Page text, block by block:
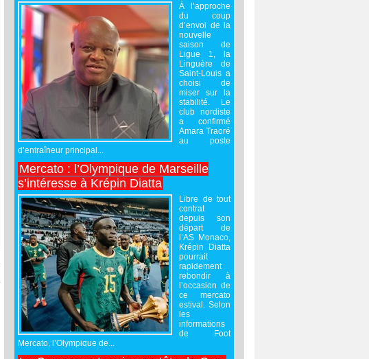
À l’approche
du coup
d’envoi de la
nouvelle
saison de
Ligue 1, la
Linguère de
Saint-Louis a
choisi de
miser sur la
stabilité. Le
club nordiste
a confirmé
Amara Traoré
au poste
d’entraîneur principal...
Mercato : l’Olympique de Marseille
s’intéresse à Krépin Diatta
Libre de tout
contrat
depuis son
départ de
l’AS Monaco,
Krépin Diatta
pourrait
rapidement
rebondir à
l’occasion de
ce mercato
estival. Selon
les
informations
de Foot
Mercato, l’Olympique de...